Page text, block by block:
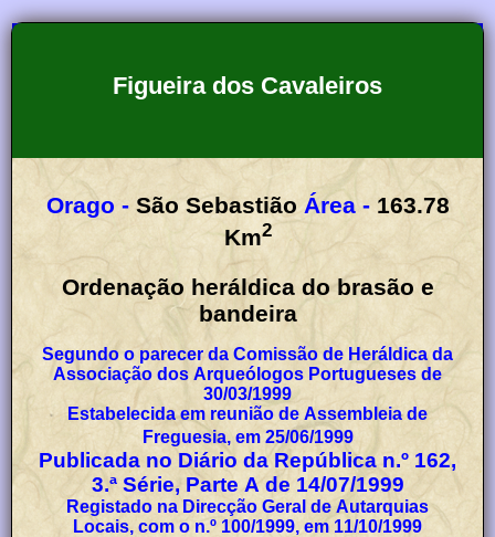
Figueira dos Cavaleiros
Orago - São Sebastião Área - 163.78
Km2
Ordenação heráldica do brasão e
bandeira
Segundo o parecer da Comissão de Heráldica da
Associação dos Arqueólogos Portugueses de
30/03/1999
Estabelecida em reunião de Assembleia de
Freguesia, em 25/06/1999
Publicada no Diário da República n.º 162,
3.ª Série, Parte A de 14/07/1999
Registado na Direcção Geral de Autarquias
Locais, com o n.º 100/1999, em 11/10/1999